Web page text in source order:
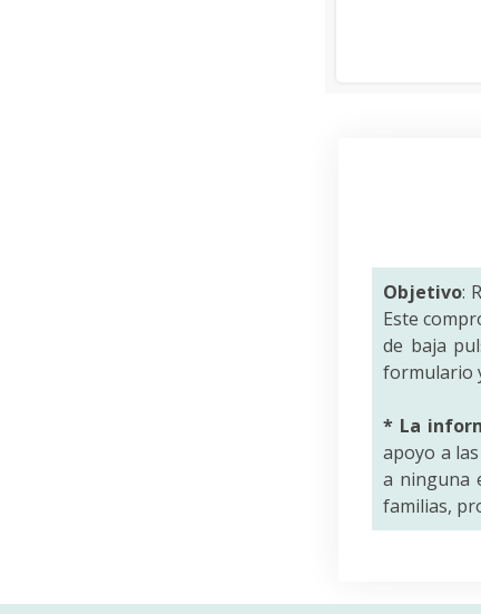
Objetivo:
Este
de baja
formulario
* La
apoyo a
a ninguna
familias,